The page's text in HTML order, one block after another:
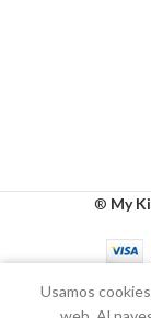
® My
Usamos
Lista de deseos
CarritoMi cuenta